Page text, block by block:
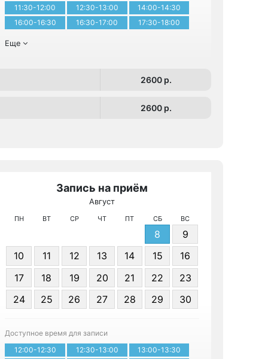
11:30-12:00
12:30-13:00
14:00-14:30
16:00-16:30
16:30-17:00 17:30-18:00
Еще
2600 p.
2600 p.
Запись на приём
Август
ПН ВТ СР ЧТ ПТ СБ ВС
8
9
10
11 12 13 14 15
16
17
18 19 20 21 22
23
24
25 26 27 28 29 30
Доступное время для записи
12:00-12:30
12:30-13:00
13:00-13:30